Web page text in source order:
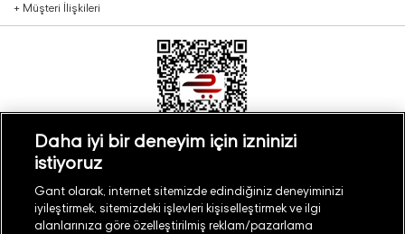
+ Müşteri İlişkileri
Türkiye Mağaza Bul
Daha iyi bir deneyim için izninizi
istiyoruz
Gant olarak, internet sitemizde edindiğiniz deneyiminizi
iyileştirmek, sitemizdeki işlevleri kişiselleştirmek ve ilgi
alanlarınıza göre özelleştirilmiş reklam/pazarlama